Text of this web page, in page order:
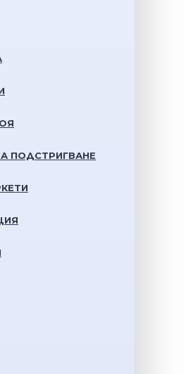
ПОДСТРИГВАНЕ